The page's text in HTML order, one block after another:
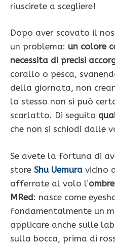
riuscirete a scegliere!
Dopo aver scovato il
un problema: un colore
necessita di precisi
corallo o pesca,
della giornata, non
lo stesso non si può
scarlatto. Di seguito
che non si schiodi dalle
Se avete la fortuna di
store Shu Uemura vicino
afferrate al volo l’
MRed: nasce come
fondamentalmente un
applicare anche sulle
sulla bocca, prima di